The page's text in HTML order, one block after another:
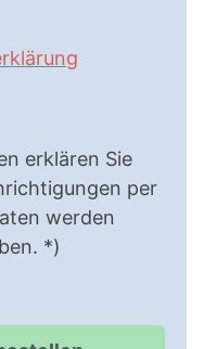
erklären Sie
per
werden
*)